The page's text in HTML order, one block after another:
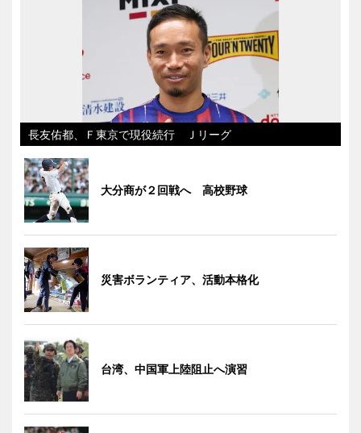
長友佑都、Ｆ東京で現役続行 Ｊリーグ
大分商が２回戦へ 高校野球
災害ボランティア、活動本格化
台湾、中国軍上陸阻止へ演習